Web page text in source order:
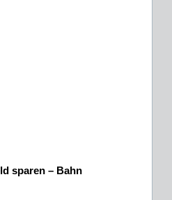
sparen – Bahn